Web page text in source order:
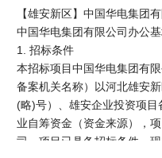
【雄安新区】中国华电集团
中国华电集团有限公司办公
1. 招标条件
本招标项目中国华电集团有
备案机关名称）以河北雄安
(略)号）、雄安企业投资项
业自筹资金（资金来源），
司。项目已具备招标条件，